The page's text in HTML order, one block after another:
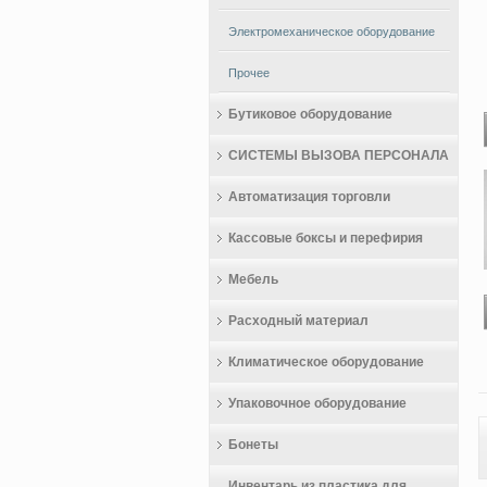
Электромеханическое оборудование
Прочее
Бутиковое оборудование
СИСТЕМЫ ВЫЗОВА ПЕРСОНАЛА
Автоматизация торговли
Кассовые боксы и перефирия
Мебель
Расходный материал
Климатическое оборудование
Упаковочное оборудование
Бонеты